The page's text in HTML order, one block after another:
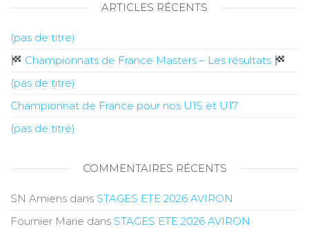
ARTICLES RÉCENTS
(pas de titre)
Championnats de France Masters – Les résultats
(pas de titre)
Championnat de France pour nos U15 et U17
(pas de titre)
COMMENTAIRES RÉCENTS
SN Amiens dans STAGES ETE 2026 AVIRON
Fournier Marie dans STAGES ETE 2026 AVIRON